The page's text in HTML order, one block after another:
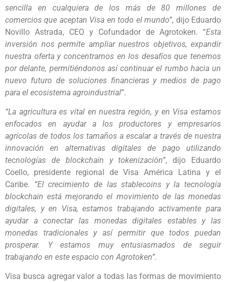
sencilla en cualquiera de los más de 80 millones de
comercios que aceptan Visa en todo el mundo”, dijo Eduardo
Novillo Astrada, CEO y Cofundador de Agrotoken. “Esta
inversión nos permite ampliar nuestros objetivos, expandir
nuestra oferta y concentrarnos en los desafíos que tenemos
por delante, permitiéndonos así continuar el rumbo hacia un
nuevo futuro de soluciones financieras y medios de pago
para el ecosistema agroindustrial”.
“La agricultura es vital en nuestra región, y en Visa estamos
enfocados en ayudar a los productores y empresarios
agrícolas de todos los tamaños a escalar a través de nuestra
innovación en alternativas digitales de pago utilizando
tecnologías de blockchain y tokenización”, dijo Eduardo
Coello, presidente regional de Visa América Latina y el
Caribe. “El crecimiento de las stablecoins y la tecnología
blockchain está mejorando el movimiento de las monedas
digitales, y en Visa, estamos trabajando activamente para
ayudar a conectar las monedas digitales estables y las
monedas tradicionales y así permitir que todos puedan
prosperar. Y estamos muy entusiasmados de seguir
trabajando en este espacio con Agrotoken”.
Visa busca agregar valor a todas las formas de movimiento